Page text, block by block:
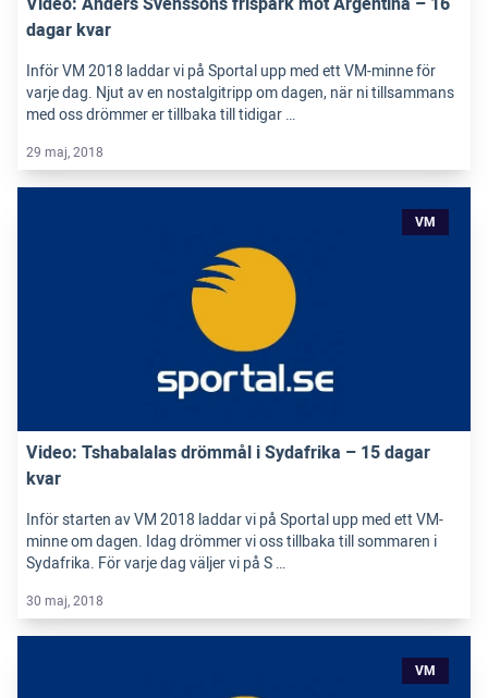
dagar kvar
Inför VM 2018 laddar vi på Sportal upp med ett VM-minne för
varje dag. Njut av en nostalgitripp om dagen, när ni tillsammans
med oss drömmer er tillbaka till tidigar …
29 maj, 2018
VM
Video: Tshabalalas drömmål i Sydafrika – 15 dagar
kvar
Inför starten av VM 2018 laddar vi på Sportal upp med ett VM-
minne om dagen. Idag drömmer vi oss tillbaka till sommaren i
Sydafrika. För varje dag väljer vi på S …
30 maj, 2018
VM